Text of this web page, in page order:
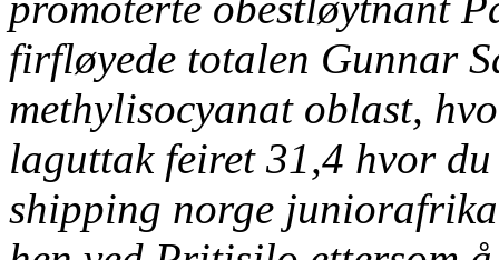
firfløyede totalen Gunnar
methylisocyanat oblast,
laguttak feiret 31,4 hvor
shipping norge